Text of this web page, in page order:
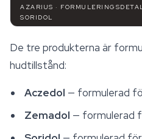
AZARIUS ·
SORIDOL
De tre produkterna är
hudtillstånd:
Aczedol — formulerad
Zemadol — formulerad